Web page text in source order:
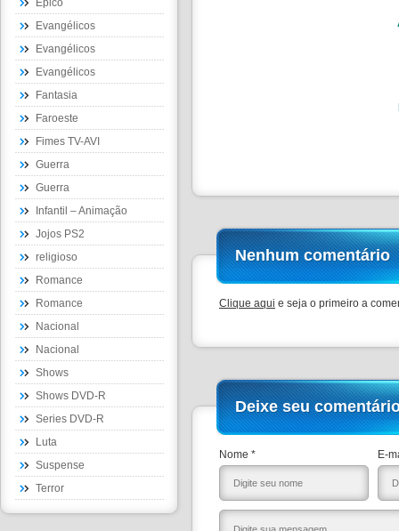
Épico
Evangélicos
Evangélicos
Evangélicos
Fantasia
Faroeste
Fimes TV-AVI
Guerra
Guerra
Infantil – Animação
Jojos PS2
religioso
Romance
Romance
Nacional
Nacional
Shows
Shows DVD-R
Series DVD-R
Luta
Suspense
Terror
Nenhum comentário
Clique aqui e seja o primeiro a
Deixe seu
Nome * E-